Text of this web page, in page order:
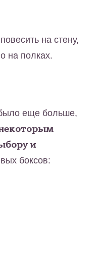
на стену,
на полках.
еще больше,
и
боксов: